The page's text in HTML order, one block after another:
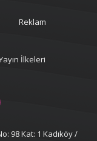
Reklam
İlkeleri
98 Kat: 1 Kadıköy /